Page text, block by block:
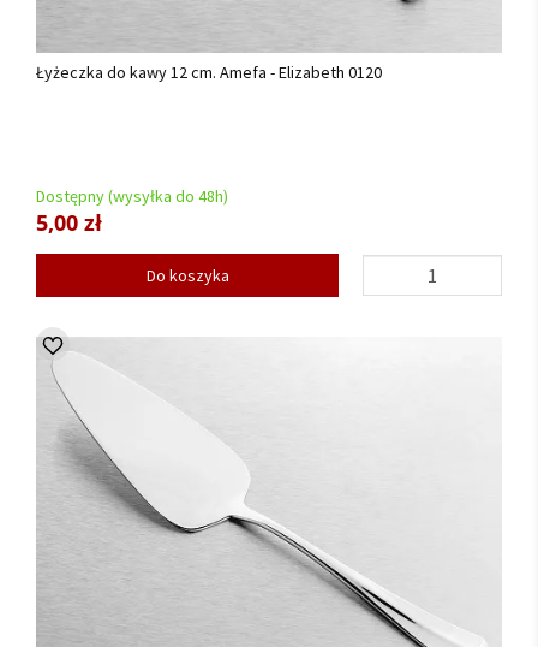
Łyżeczka do kawy 12 cm. Amefa - Elizabeth 0120
Dostępny (wysyłka do 48h)
5,00 zł
Do koszyka